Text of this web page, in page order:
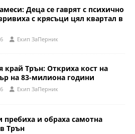
Деца се гаврят с психично
с крясъци цял квартал в
Eкип ЗаПерник
край Трън: Откриха кост на
на 83-милиона години
Eкип ЗаПерник
и обраха самотна
Трън